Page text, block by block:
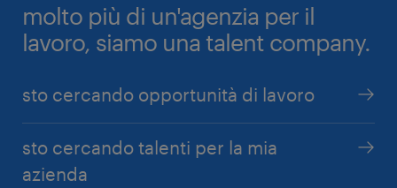
molto più di un'agenzia per il
lavoro, siamo una talent company.
sto cercando opportunità di lavoro
sto cercando talenti per la mia
azienda